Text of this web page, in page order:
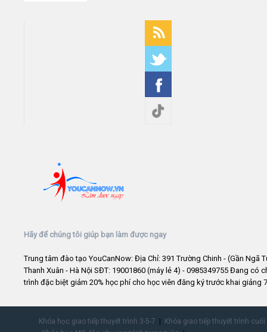
Hãy để chúng tôi giúp bạn làm được ngay
Trung tâm đào tạo YouCanNow: Địa Chỉ: 391 Trường Chinh - (Gần Ngã
Thanh Xuân - Hà Nội SĐT: 19001860 (máy lẻ 4) - 0985349755 Đang có
trình đặc biệt giảm 20% học phí cho học viên đăng ký trước khai giảng
Khóa học giao tiếp thuyết trình 3-5-7
Khóa giao tiếp thuyết trình